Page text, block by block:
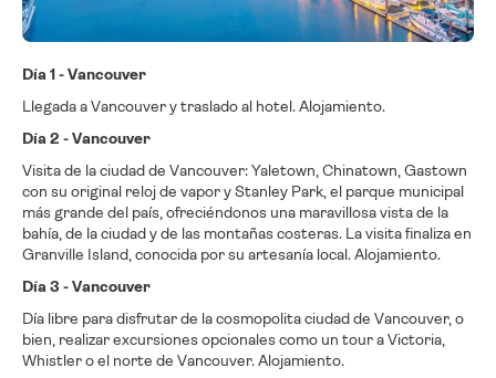
Día 1 - Vancouver
Llegada a Vancouver y traslado al hotel. Alojamiento.
Día 2 - Vancouver
Visita de la ciudad de Vancouver: Yaletown, Chinatown, Gastown
con su original reloj de vapor y Stanley Park, el parque municipal
más grande del país, ofreciéndonos una maravillosa vista de la
bahía, de la ciudad y de las montañas costeras. La visita finaliza en
Granville Island, conocida por su artesanía local. Alojamiento.
Día 3 - Vancouver
Día libre para disfrutar de la cosmopolita ciudad de Vancouver, o
bien, realizar excursiones opcionales como un tour a Victoria,
Whistler o el norte de Vancouver. Alojamiento.